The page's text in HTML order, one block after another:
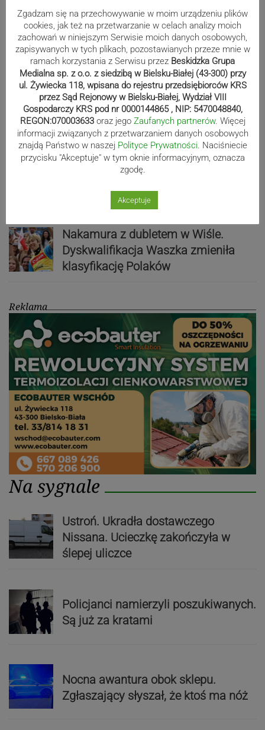
Bracia Szejowie ruszają po kolejne
punkty. Liderzy mistrzostw
wystartują w Rajdzie Rzeszowskim
80-lecie Soły Kobiernice. Będzie się
działo! SZCZEGÓŁOWY PROGRAM
Kaniów stolicą europejskiego kajak
polo. Kilkadziesiąt drużyn z całej
Europy rywalizowało przez trzy dni
Nakamura z dubletem w Wiśle.
Dyskwalifikacja Waszka zmieniła
klasyfikację Polaków
Reklama
Na sygnale
Ustroń. Ukradła dostawczego
Nissana. Ucieczkę zakończyła w
ślepej uliczce
Policjanci namierzyli poszukiwanych.
Są już za kratami
Nocna awantura obok sklepu.
Zgłaszający słyszał, że ktoś ma nóż
Zgadzam się na przechowywanie w moim urządzeniu plików
cookies, jak też na przetwarzanie w celach analizy moich
zachowań w niniejszym Serwisie moich danych osobowych,
zapisywanych w tych plikach, pozostawianych przeze mnie w
ramach korzystania z Serwisu przez Beskidzka Grupa
Medialna sp. z o.o. z siedzibą w Bielsku-Białej (43-300) przy
ul. Żywiecka 118, wpisana do rejestru przedsiębiorców KRS
przez Sąd Rejonowy w Bielsku-Białej, Wydział VIII
Gospodarczy KRS pod nr 0000144865 , NIP: 5470048840,
REGON:070003633 oraz jego Zaufanych partnerów. Więcej
informacji związanych z przetwarzaniem danych osobowych
znajdą Państwo w naszej Polityce Prywatności. Naciśniecie
przycisku "Akceptuje" w tym oknie informacyjnym, oznacza
zgodę.
Akceptuje